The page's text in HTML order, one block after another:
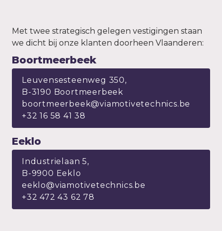
Met twee strategisch gelegen vestigingen staan
we dicht bij onze klanten doorheen Vlaanderen:
Boortmeerbeek
Leuvensesteenweg 350,
B-3190 Boortmeerbeek
boortmeerbeek@viamotivetechnics.be
+32 16 58 41 38
Eeklo
Industrielaan 5,
B-9900 Eeklo
eeklo@viamotivetechnics.be
+32 472 43 62 78